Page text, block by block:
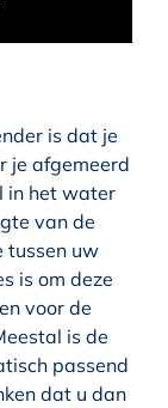
is dat je
je afgemeerd
in het water
van de
tussen uw
is om deze
voor de
is de
passend
dat u dan